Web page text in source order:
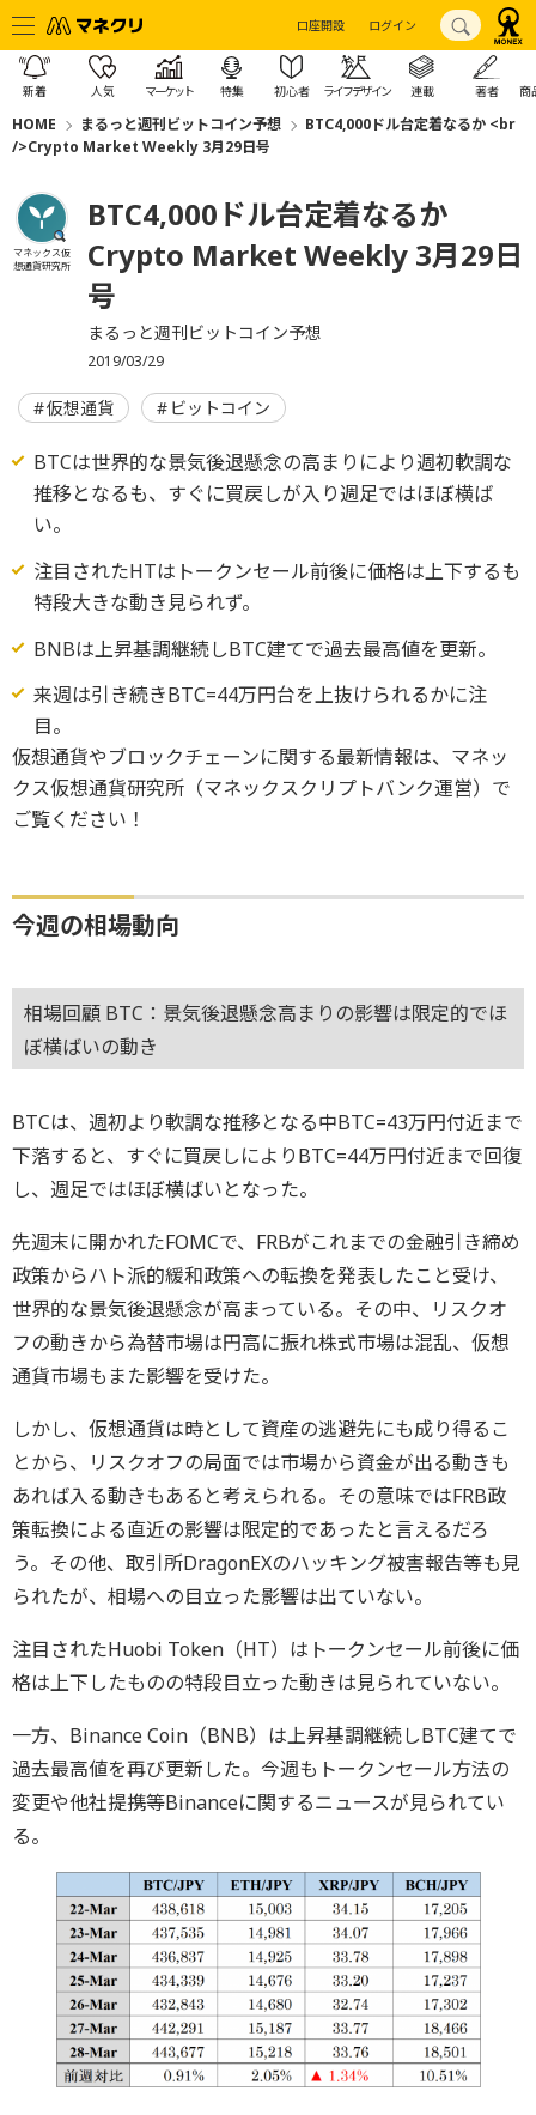
口座開設 ログイン
新着 人気 マーケット 特集 初心者 ライフデザイン 連載 著者 商
HOME まるっと週刊ビットコイン予想
BTC4,000ドル台定着なるか <br
/>Crypto Market Weekly 3月29日号
マネックス仮
想通貨研究所
BTC4,000ドル台定着なるか
Crypto Market Weekly 3月29日
号
まるっと週刊ビットコイン予想
2019/03/29
仮想通貨 ビットコイン
BTCは世界的な景気後退懸念の高まりにより週初軟調な
推移となるも、すぐに買戻しが入り週足ではほぼ横ば
い。
注目されたHTはトークンセール前後に価格は上下するも
特段大きな動き見られず。
BNBは上昇基調継続しBTC建てで過去最高値を更新。
来週は引き続きBTC=44万円台を上抜けられるかに注
目。
仮想通貨やブロックチェーンに関する最新情報は、マネッ
クス仮想通貨研究所（マネックスクリプトバンク運営）で
ご覧ください！
今週の相場動向
相場回顧 BTC：景気後退懸念高まりの影響は限定的でほ
ぼ横ばいの動き
BTCは、週初より軟調な推移となる中BTC=43万円付近まで
下落すると、すぐに買戻しによりBTC=44万円付近まで回復
し、週足ではほぼ横ばいとなった。
先週末に開かれたFOMCで、FRBがこれまでの金融引き締め
政策からハト派的緩和政策への転換を発表したこと受け、
世界的な景気後退懸念が高まっている。その中、リスクオ
フの動きから為替市場は円高に振れ株式市場は混乱、仮想
通貨市場もまた影響を受けた。
しかし、仮想通貨は時として資産の逃避先にも成り得るこ
とから、リスクオフの局面では市場から資金が出る動きも
あれば入る動きもあると考えられる。その意味ではFRB政
策転換による直近の影響は限定的であったと言えるだろ
う。その他、取引所DragonEXのハッキング被害報告等も見
られたが、相場への目立った影響は出ていない。
注目されたHuobi Token（HT）はトークンセール前後に価
格は上下したものの特段目立った動きは見られていない。
一方、Binance Coin（BNB）は上昇基調継続しBTC建てで
過去最高値を再び更新した。今週もトークンセール方法の
変更や他社提携等Binanceに関するニュースが見られてい
る。